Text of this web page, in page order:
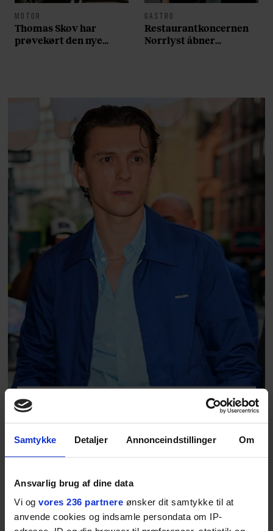
Samtykke Detaljer Annonceindstillinger Om
Ansvarlig brug af dine data
Vi og vores 236 partnere ønsker dit samtykke til at
anvende cookies og indsamle persondata om IP-
MOTOR
Thomas Skov har
prøvekørt den nye
GASTRO
Restaurantkoncernen
Norrlyst åbner
Spraglede pasteller: Her
er 20 ting til din
sensommergarderobe